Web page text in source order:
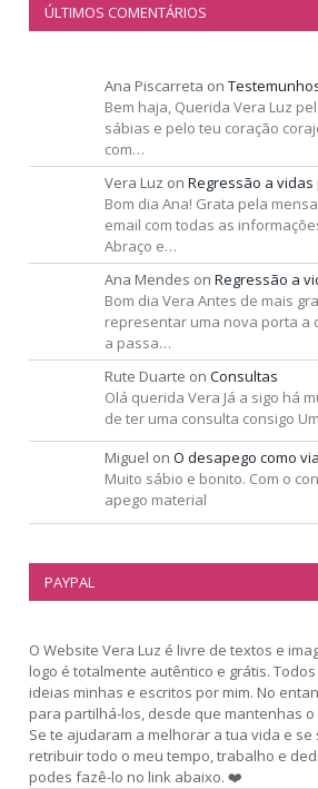
ÚLTIMOS COMENTÁRIOS
Ana Piscarreta on
Bem haja, Querida Vera Luz
sábias e pelo teu coração
com…
Vera Luz on Regressão a
Bom dia Ana! Grata pela
email com todas as
Abraço e…
Ana Mendes on Regressão a
Bom dia Vera Antes de mais
representar uma nova porta a
a passa…
Rute Duarte on Consultas
Olá querida Vera Já a sigo há
de ter uma consulta consigo
Miguel on O desapego como
Muito sábio e bonito. Com o
apego material
PAYPAL
O Website Vera Luz é livre de textos e
logo é totalmente autêntico e grátis.
ideias minhas e escritos por mim. No
para partilhá-los, desde que mantenhas
Se te ajudaram a melhorar a tua vida e
retribuir todo o meu tempo, trabalho e
podes fazê-lo no link abaixo. ❤️